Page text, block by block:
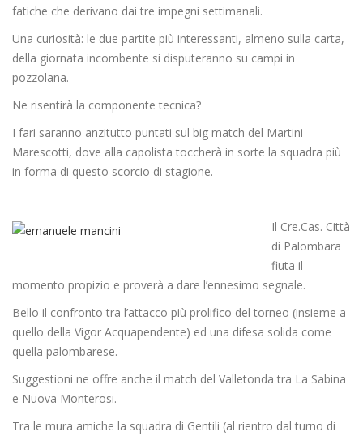
fatiche che derivano dai tre impegni settimanali.
Una curiosità: le due partite più interessanti, almeno sulla carta,
della giornata incombente si disputeranno su campi in
pozzolana.
Ne risentirà la componente tecnica?
I fari saranno anzitutto puntati sul big match del Martini
Marescotti, dove alla capolista toccherà in sorte la squadra più
in forma di questo scorcio di stagione.
Il Cre.Cas. Città
di Palombara
fiuta il
momento propizio e proverà a dare l’ennesimo segnale.
Bello il confronto tra l’attacco più prolifico del torneo (insieme a
quello della Vigor Acquapendente) ed una difesa solida come
quella palombarese.
Suggestioni ne offre anche il match del Valletonda tra La Sabina
e Nuova Monterosi.
Tra le mura amiche la squadra di Gentili (al rientro dal turno di